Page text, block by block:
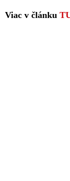
Viac v článku